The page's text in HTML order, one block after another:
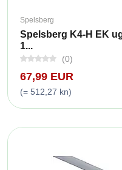
Spelsberg
Spelsberg K4-H EK
1...
(0)
67,99 EUR
(= 512,27 kn)